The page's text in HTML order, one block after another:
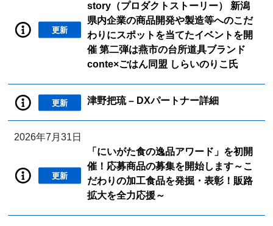
更新
story（プロダクトストーリー） 新潟
県内企業の商品開発や製造等へのこだ
わりにスポットを当てたイベントを開
催 第二弾は燕市の台所道具ブランド
conte×ごはん同盟 しらいのりこ氏
更新 津野把琉 – DXパートナー詳細
2026年7月31日
更新
「にいがた食の逸品アワード」を初開
催！応募商品の募集を開始します～こ
だわりの加工食品を発掘・表彰！販路
拡大を全力応援～